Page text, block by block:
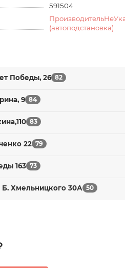
591504
(автоподстановка)
Победы, 26 82
9 84
83
22 79
163 73
Хмельницкого 30А 50